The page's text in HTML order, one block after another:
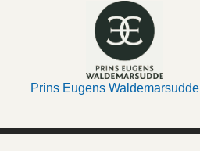
Prins Eugens Waldemarsudde